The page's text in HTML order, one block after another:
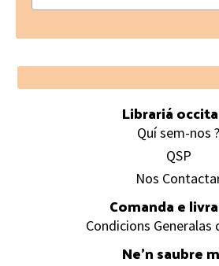
Footer
Librariá
Quí sem-nos ?
QSP
Nos
Comanda e
Condicions Generalas
Ne’n saubre